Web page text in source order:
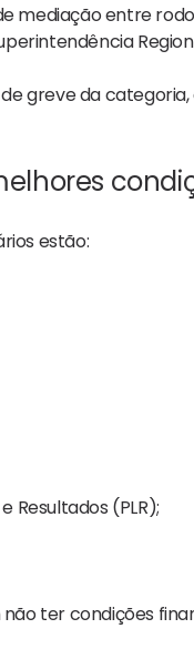
mediação entre
greve da
estão:
Resultados (PLR);
ter condições